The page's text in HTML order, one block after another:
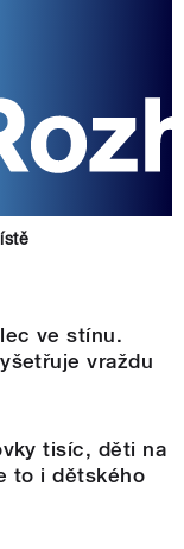
ve stínu.
vraždu
tisíc, děti na
to i dětského